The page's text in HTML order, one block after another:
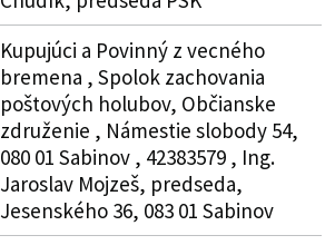
Kupujúci a Povinný z vecného
bremena , Spolok zachovania
poštových holubov, Občianske
združenie , Námestie slobody 54,
080 01 Sabinov , 42383579 , Ing.
Jaroslav Mojzeš, predseda,
Jesenského 36, 083 01 Sabinov